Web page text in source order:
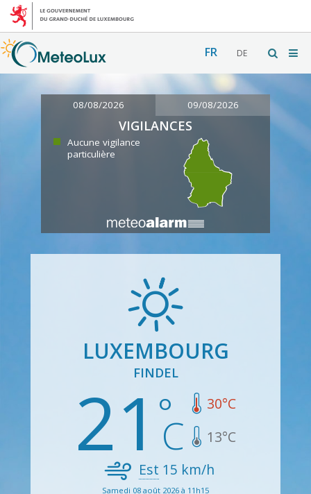
FR DE
08/08/2026 09/08/2026
VIGILANCES
Aucune vigilance
particulière
LUXEMBOURG
FINDEL
21 30°C
13°C
Est 15 km/h
Samedi 08 août 2026 à 11h15